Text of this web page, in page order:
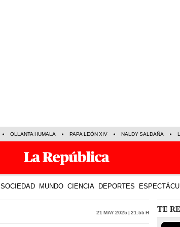
OLLANTA HUMALA PAPA LEÓN XIV NALDY SALDAÑA
SOCIEDAD MUNDO CIENCIA DEPORTES
21 May 2025 | 21:55 h TE